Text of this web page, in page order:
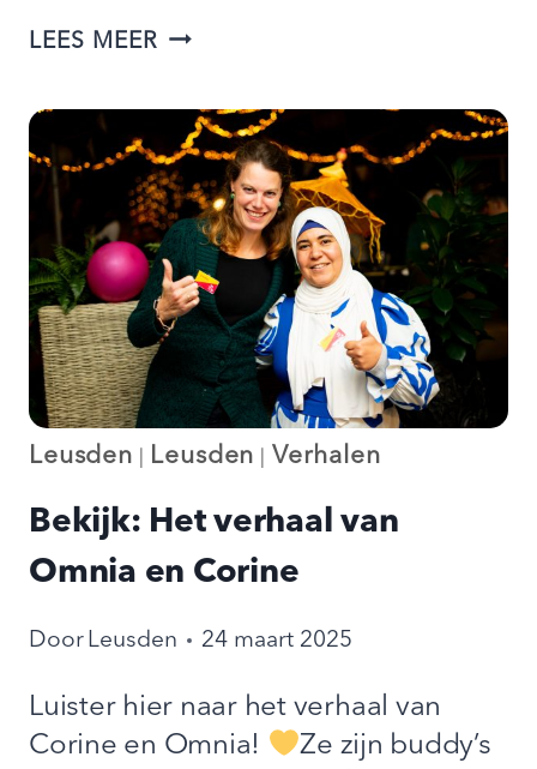
LEES MEERSHADIMAN
ANNEKE:
GEWONE
UITSTAPJES
DICHT
BIJ
HUIS,
EEN
BIJZONDER
VERRIJKEND
CONTACT
Leusden Leusden Verhalen
Bekijk: Het verhaal van
Omnia en Corine
Door Leusden 24 maart 2025
Luister hier naar het verhaal van
Corine en Omnia!
Ze zijn buddy’s